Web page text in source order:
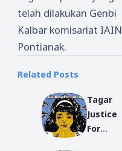
telah dilakukan Genbi
Kalbar komisariat IAIN
Pontianak.
Related Posts
Tagar
Justice
For